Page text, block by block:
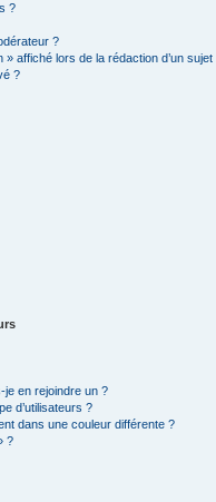
?
?
affiché lors de la rédaction d’un sujet
?
je en rejoindre un ?
d’utilisateurs ?
dans une couleur différente ?
?